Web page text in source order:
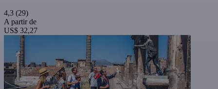
4,3 (29)
A partir de
US$ 32,27